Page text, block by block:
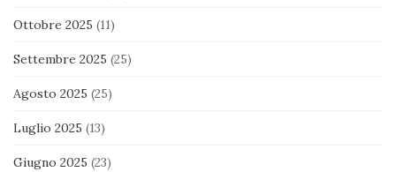
Ottobre 2025 (11)
Settembre 2025 (25)
Agosto 2025 (25)
Luglio 2025 (13)
Giugno 2025 (23)